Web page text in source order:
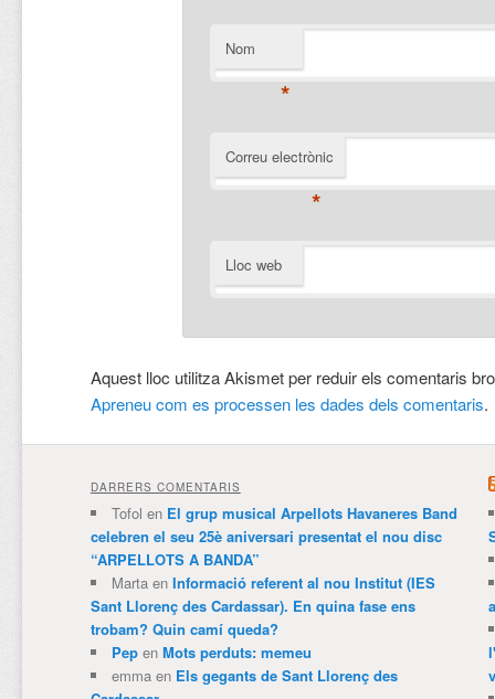
Nom
*
Correu electrònic
*
Lloc web
Aquest lloc utilitza Akismet per reduir els comentaris
Apreneu com es processen les dades dels comentaris.
DARRERS COMENTARIS
Tofol en El grup musical Arpellots Havaneres Band
celebren el seu 25è aniversari presentat el nou disc
“ARPELLOTS A BANDA”
Martaen Informació referent al nou Institut (IES
Sant Llorenç des Cardassar). En quina fase ens
trobam? Quin camí queda?
Pepen Mots perduts: memeu
emmaen Els gegants de Sant Llorenç des